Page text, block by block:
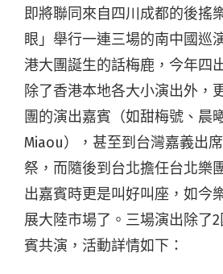
即將聯同來自四川成都的後搖
眼」舉行一連三場的南中國巡
港大團誕生的話梅鹿，今年四
除了香港本地各大小演出外，
團的演出嘉賓（如甜梅號、晨
Miaou），甚至到台灣嘉義出
祭，而隨後到台北擔任台北樂
出嘉賓時更是叫好叫座，如今
展大陸市場了。三場演出除了
賓共演，活動詳情如下：